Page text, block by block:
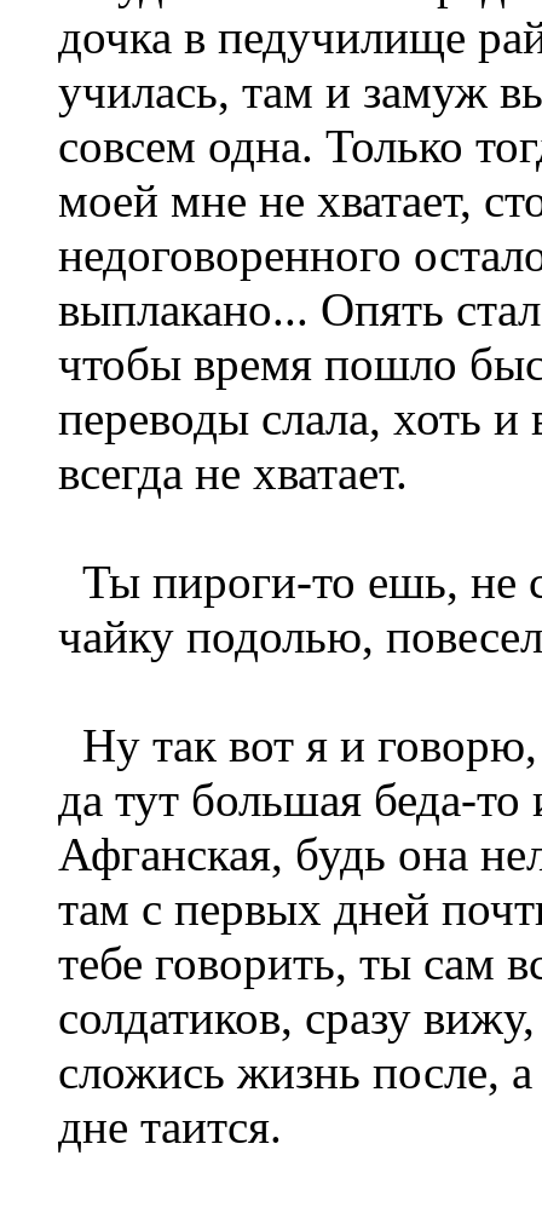
дочка в педучилище
училась, там и замуж
совсем одна. Только
моей мне не хватает,
недоговоренного
выплакано... Опять
чтобы время пошло
переводы слала, хоть
всегда не хватает.
Ты пироги-то ешь, не
чайку подолью,
Ну так вот я и
да тут большая беда-то
Афганская, будь она
там с первых дней
тебе говорить, ты сам
солдатиков, сразу
сложись жизнь после,
дне таится.